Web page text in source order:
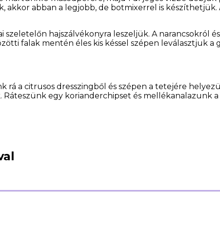
abban a legjobb, de botmixerrel is készíthetjük.
szeletelőn hajszálvékonyra leszeljük. A narancsokról
falak mentén éles kis késsel szépen leválasztjuk a
a citrusos dresszingből és szépen a tetejére
Ráteszünk egy korianderchipset és mellékanalazunk